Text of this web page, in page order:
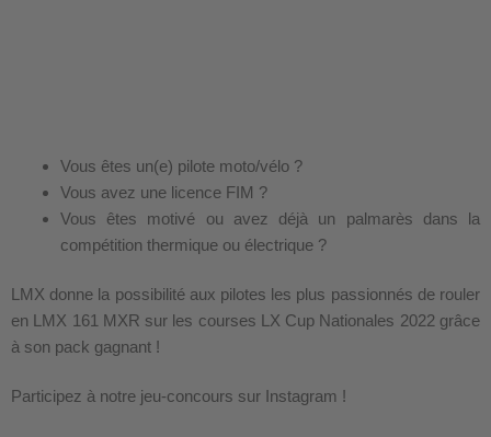
Vous êtes un(e) pilote moto/vélo ?
Vous avez une licence FIM ?
Vous êtes motivé ou avez déjà un palmarès dans la
compétition thermique ou électrique ?
LMX donne la possibilité aux pilotes les plus passionnés de rouler
en LMX 161 MXR sur les courses LX Cup Nationales 2022 grâce
à son pack gagnant !
Participez à notre jeu-concours sur Instagram !